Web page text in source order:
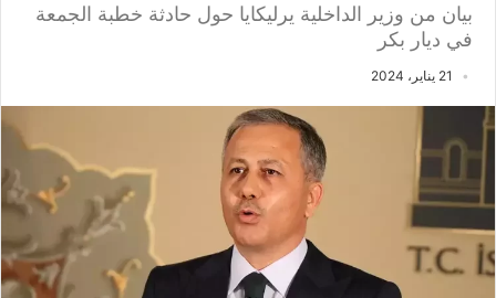
بيان من وزير الداخلية يرليكايا حول حادثة خطبة الجمعة
في ديار بكر
21 يناير، 2024